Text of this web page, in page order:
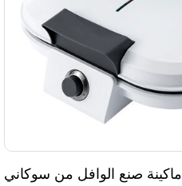
ماكينة صنع الوافل من سوكاني KJ-510 مع